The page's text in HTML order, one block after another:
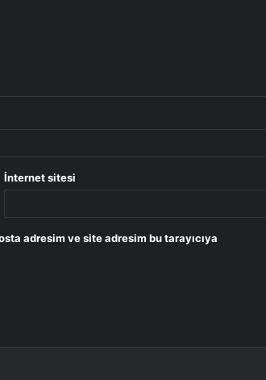
İnternet sitesi
adresim ve site adresim bu tarayıcıya